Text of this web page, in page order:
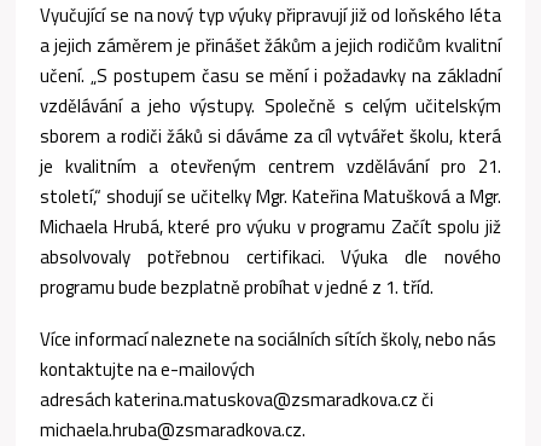
Vyučující se na nový typ výuky připravují již od loňského léta
a jejich záměrem je přinášet žákům a jejich rodičům kvalitní
učení. „S postupem času se mění i požadavky na základní
vzdělávání a jeho výstupy. Společně s celým učitelským
sborem a rodiči žáků si dáváme za cíl vytvářet školu, která
je kvalitním a otevřeným centrem vzdělávání pro 21.
století,“ shodují se učitelky Mgr. Kateřina Matušková a Mgr.
Michaela Hrubá, které pro výuku v programu Začít spolu již
absolvovaly potřebnou certifikaci. Výuka dle nového
programu bude bezplatně probíhat v jedné z 1. tříd.
Více informací naleznete na sociálních sítích školy, nebo nás
kontaktujte na e-mailových
adresách katerina.matuskova@zsmaradkova.cz či
michaela.hruba@zsmaradkova.cz.